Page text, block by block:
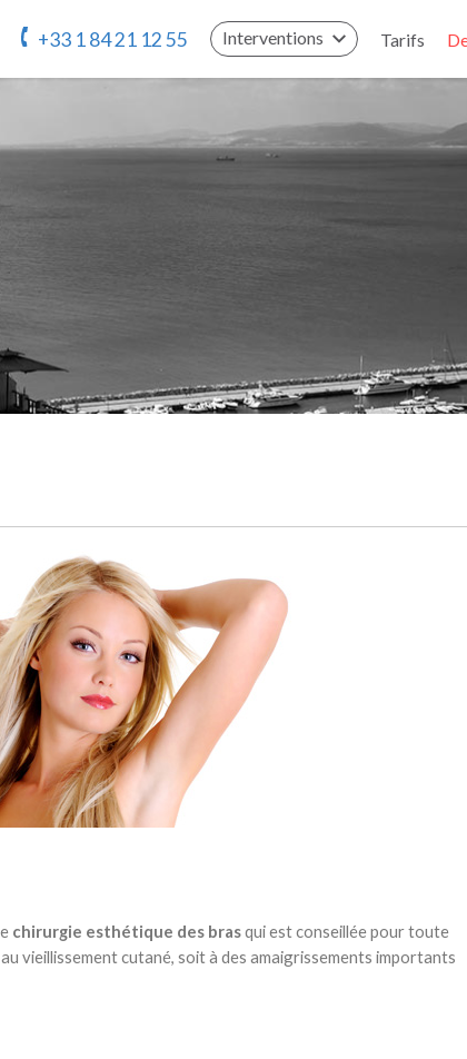
+33 1 84 21 12 55 Interventions Tarifs
chirurgie esthétique des brasqui est conseillée pour toute
vieillissement cutané, soit à des amaigrissements importants